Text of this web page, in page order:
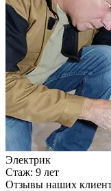
Электрик
Стаж: 9 лет
Отзывы наших